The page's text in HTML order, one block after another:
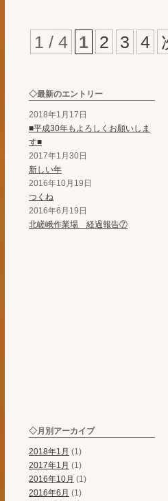
1 / 4 1 2 3 4
◇最新のエントリー
2018年1月17日
■平成30年もよろしくお願いしま
す■
2017年1月30日
新しい年
2016年10月19日
つくね
2016年6月19日
北嵯峨作業場 経過報告⑦
◇月別アーカイブ
2018年1月 (1)
2017年1月 (1)
2016年10月 (1)
2016年6月 (1)